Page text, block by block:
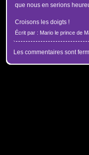
que nous en serions
Croisons les doigts !
Écrit par : Mario le prince de
Les commentaires sont